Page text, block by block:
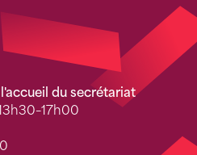
du secrétariat